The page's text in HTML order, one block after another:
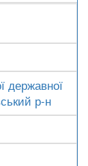
державної
р-н